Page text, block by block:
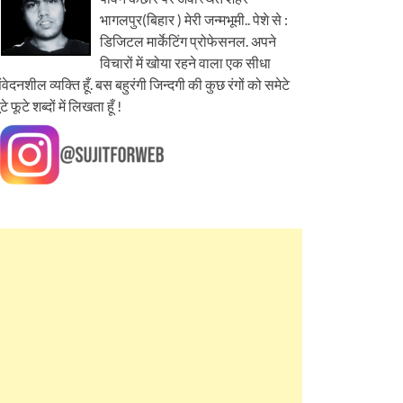
भागलपुर(बिहार ) मेरी जन्मभूमी.. पेशे से :
डिजिटल मार्केटिंग प्रोफेसनल. अपने
विचारों में खोया रहने वाला एक सीधा
व्यक्ति हूँ. बस बहुरंगी जिन्दगी की कुछ रंगों को समेटे
फूटे शब्दों में लिखता हूँ !